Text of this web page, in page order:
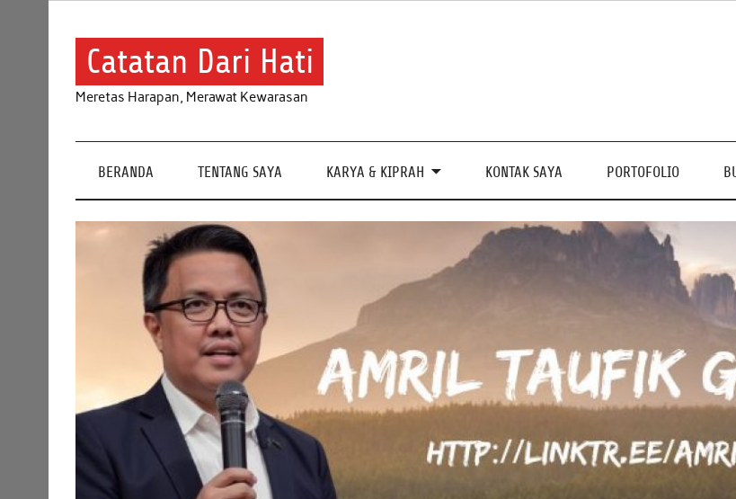
Catatan Dari Hati
Meretas Harapan, Merawat Kewarasan
BERANDA TENTANG SAYA KARYA & KIPRAH KONTAK SAYA PORTOFOLIO